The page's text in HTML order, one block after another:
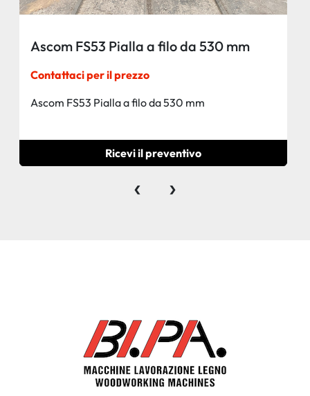
Ascom FS53 Pialla a filo da 530 mm
Contattaci per il prezzo
Ascom FS53 Pialla a filo da 530 mm
Ricevi il preventivo
‹ ›